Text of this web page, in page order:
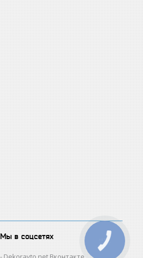
Мы в соцсетях
КНОПКА
ЗВ'ЯЗКУ